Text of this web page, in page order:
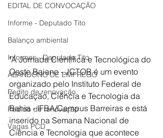
EDITAL DE CONVOCAÇÃO
Informe - Deputado Tito
Balanço ambiental
Informes - Deputado Tito
ABANDONO DE EMPREGO
Pedito de renovação
Pedido de renovação
Vagas PCD
"A Jornada Científica e Tecnológica do
Oeste Baiano - JCTOB é um evento
organizado pelo Instituto Federal de
Educação, Ciência e Tecnologia da
Bahia - IFBA/Campus Barreiras e está
inserido na Semana Nacional de
Ciência e Tecnologia que acontece